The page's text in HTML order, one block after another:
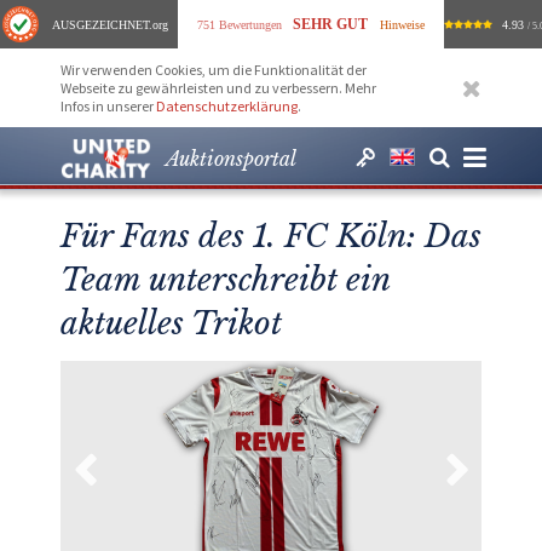
AUSGEZEICHNET.org 751 Bewertungen SEHR GUT Hinweise 4.93 /
Wir verwenden Cookies, um die Funktionalität der
Webseite zu gewährleisten und zu verbessern. Mehr
Infos in unserer Datenschutzerklärung.
Auktionsportal
Für Fans des 1. FC Köln: Das
Team unterschreibt ein
aktuelles Trikot